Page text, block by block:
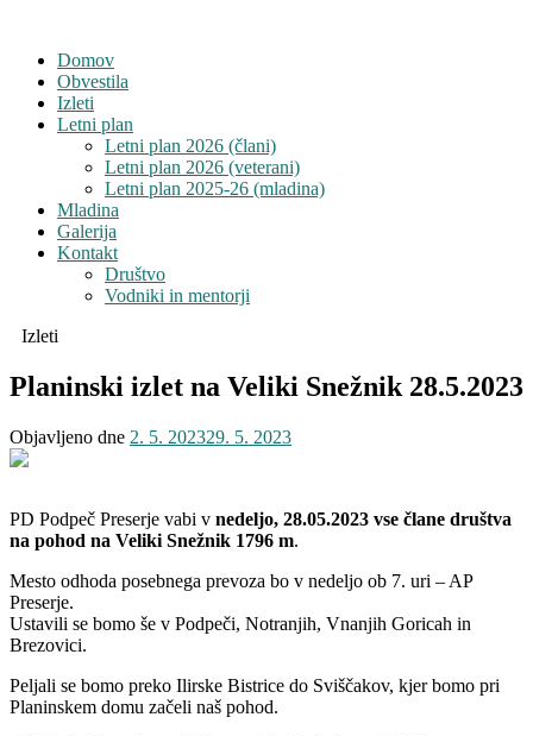
Domov
Obvestila
Izleti
Letni plan
Letni plan 2026 (člani)
Letni plan 2026 (veterani)
Letni plan 2025-26 (mladina)
Mladina
Galerija
Kontakt
Društvo
Vodniki in mentorji
Izleti
Planinski izlet na Veliki Snežnik 28.5.2023
Objavljeno dne 2. 5. 202329. 5. 2023
PD Podpeč Preserje vabi v nedeljo, 28.05.2023 vse člane društva
na pohod na Veliki Snežnik 1796 m.
Mesto odhoda posebnega prevoza bo v nedeljo ob 7. uri – AP
Preserje.
Ustavili se bomo še v Podpeči, Notranjih, Vnanjih Goricah in
Brezovici.
Peljali se bomo preko Ilirske Bistrice do Sviščakov, kjer bomo pri
Planinskem domu začeli naš pohod.